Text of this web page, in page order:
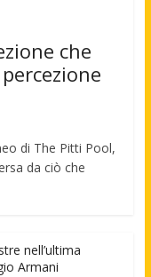
che
di The Pitti Pool,
da ciò che
nell’ultima
Armani